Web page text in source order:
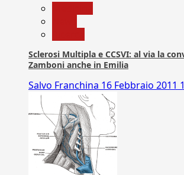
Sclerosi Multipla e CCSVI: al via la
Zamboni anche in Emilia
Salvo Franchina 16 Febbraio 2011